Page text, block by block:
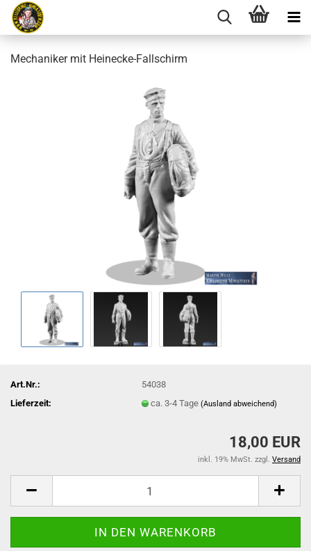
Mechaniker mit Heinecke-Fallschirm
Art.Nr.:
54038
Lieferzeit:
ca. 3-4 Tage(Ausland abweichend)
18,00 EUR
inkl. 19% MwSt. zzgl. Versand